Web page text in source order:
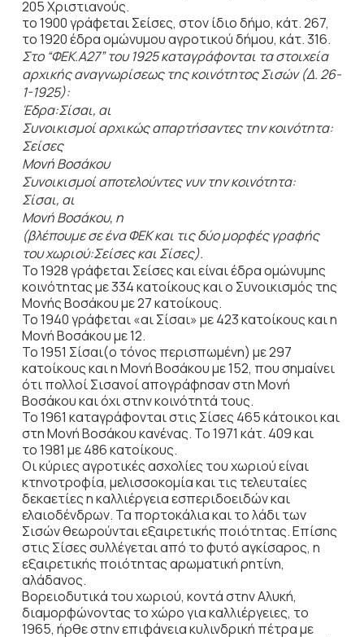
205 Χριστιανούς.
το 1900 γράφεται Σείσες, στον ίδιο δήμο, κάτ. 267,
το 1920 έδρα ομώνυμου αγροτικού δήμου, κάτ. 316.
Στο “ΦΕΚ.Α27” του 1925 καταγράφονται τα στοιχεία
αρχικής αναγνωρίσεως της κοινότητος Σισών (Δ. 26-
1-1925):
Έδρα:Σίσαι, αι
Συνοικισμοί αρχικώς απαρτήσαντες την κοινότητα:
Σείσες
Μονή Βοσάκου
Συνοικισμοί αποτελούντες νυν την κοινότητα:
Σίσαι, αι
Μονή Βοσάκου, η
(βλέπουμε σε ένα ΦΕΚ και τις δύο μορφές γραφής
του χωριού:Σείσες και Σίσες).
Το 1928 γράφεται Σείσες και είναι έδρα ομώνυμης
κοινότητας με 334 κατοίκους και ο Συνοικισμός της
Μονής Βοσάκου με 27 κατοίκους.
Το 1940 γράφεται «αι Σίσαι» με 423 κατοίκους και η
Μονή Βοσάκου με 12.
Το 1951 Σίσαι(ο τόνος περισπωμένη) με 297
κατοίκους και η Μονή Βοσάκου με 152, που σημαίνει
ότι πολλοί Σισανοί απογράφησαν στη Μονή
Βοσάκου και όχι στην κοινότητά τους.
Το 1961 καταγράφονται στις Σίσες 465 κάτοικοι και
στη Μονή Βοσάκου κανένας. Το 1971 κάτ. 409 και
το 1981 με 486 κατοίκους.
Οι κύριες αγροτικές ασχολίες του χωριού είναι
κτηνοτροφία, μελισσοκομία και τις τελευταίες
δεκαετίες η καλλιέργεια εσπεριδοειδών και
ελαιοδένδρων. Τα πορτοκάλια και το λάδι των
Σισών θεωρούνται εξαιρετικής ποιότητας. Επίσης
στις Σίσες συλλέγεται από το φυτό αγκίσαρος, η
εξαιρετικής ποιότητας αρωματική ρητίνη,
αλάδανος.
Βορειοδυτικά του χωριού, κοντά στην Αλυκή,
διαμορφώνοντας το χώρο για καλλιέργειες, το
1965, ήρθε στην επιφάνεια κυλινδρική πέτρα με